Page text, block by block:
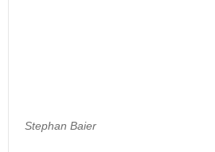
Stephan Baier